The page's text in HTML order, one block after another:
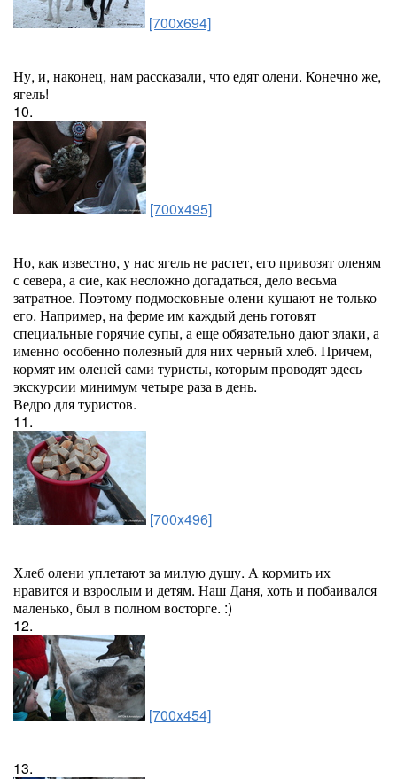
[700x694]
Ну, и, наконец, нам рассказали, что едят олени. Конечно же,
ягель!
10.
[700x495]
Но, как известно, у нас ягель не растет, его привозят оленям
с севера, а сие, как несложно догадаться, дело весьма
затратное. Поэтому подмосковные олени кушают не только
его. Например, на ферме им каждый день готовят
специальные горячие супы, а еще обязательно дают злаки, а
именно особенно полезный для них черный хлеб. Причем,
кормят им оленей сами туристы, которым проводят здесь
экскурсии минимум четыре раза в день.
Ведро для туристов.
11.
[700x496]
Хлеб олени уплетают за милую душу. А кормить их
нравится и взрослым и детям. Наш Даня, хоть и побаивался
маленько, был в полном восторге. :)
12.
[700x454]
13.